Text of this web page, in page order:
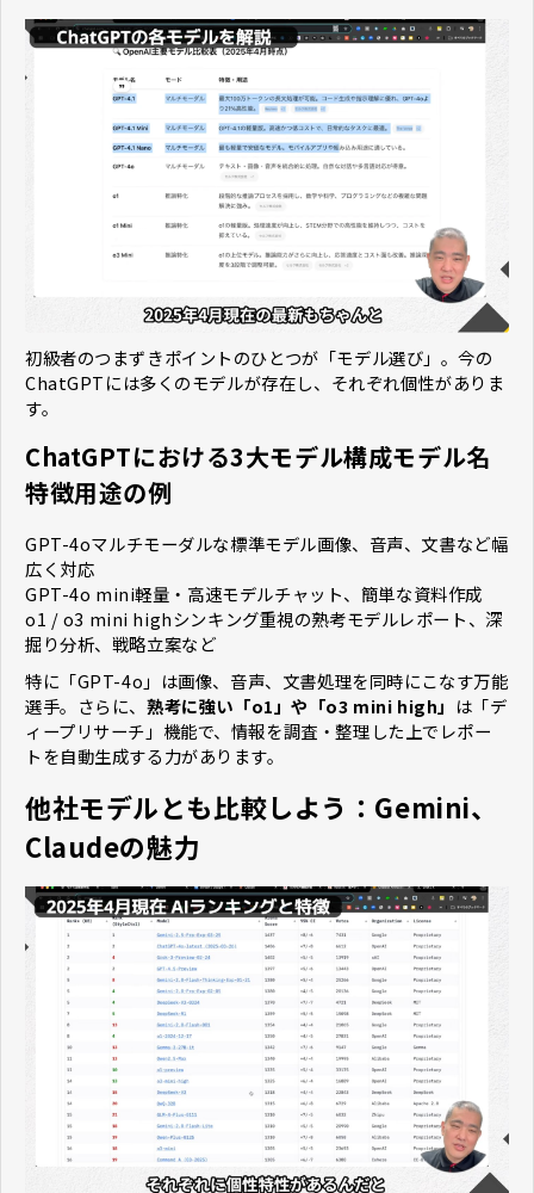
初級者のつまずきポイントのひとつが「モデル選び」。今の
ChatGPTには多くのモデルが存在し、それぞれ個性がありま
す。
ChatGPTにおける3大モデル構成モデル名
特徴用途の例
GPT-4oマルチモーダルな標準モデル画像、音声、文書など幅
広く対応
GPT-4o mini軽量・高速モデルチャット、簡単な資料作成
o1 / o3 mini highシンキング重視の熟考モデルレポート、深
掘り分析、戦略立案など
特に「GPT-4o」は画像、音声、文書処理を同時にこなす万能
選手。さらに、熟考に強い「o1」や「o3 mini high」 は「デ
ィープリサーチ」機能で、情報を調査・整理した上でレポー
トを自動生成する力があります。
他社モデルとも比較しよう：Gemini、
Claudeの魅力